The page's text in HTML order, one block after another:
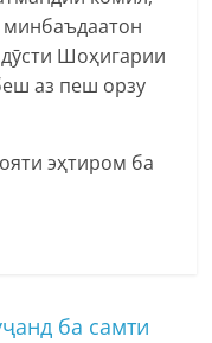
минбаъдаатон
Шоҳигарии
аз пеш орзу
эҳтиром ба
ба самти